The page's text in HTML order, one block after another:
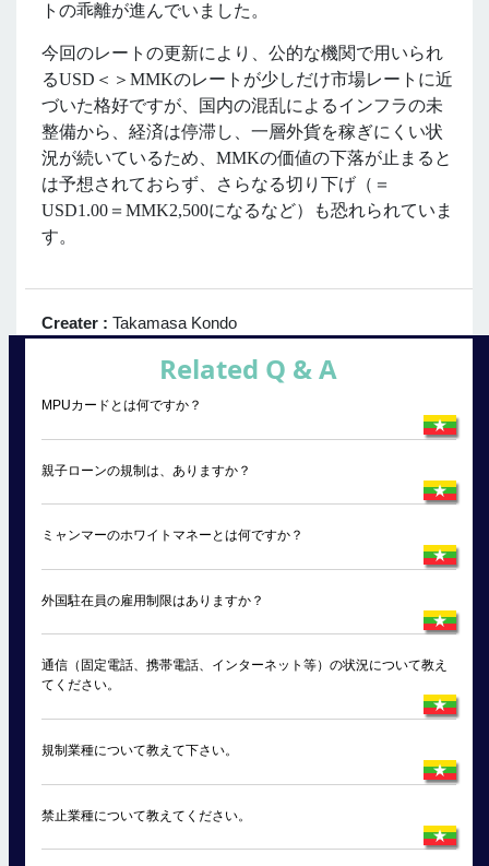
トの乖離が進んでいました。
今回のレートの更新により、公的な機関で用いられ
るUSD ＜＞ MMKのレートが少しだけ市場レートに近
づいた格好ですが、国内の混乱によるインフラの未
整備から、経済は停滞し、一層外貨を稼ぎにくい状
況が続いているため、 MMKの価値の下落が止まると
は予想されておらず、さらなる切り下げ（＝
USD1.00＝ MMK2,500になるなど）も恐れられていま
す。
Creater : Takamasa Kondo
Related Q & A
MPUカードとは何ですか？
親子ローンの規制は、ありますか？
ミャンマーのホワイトマネーとは何ですか？
外国駐在員の雇用制限はありますか？
通信（固定電話、携帯電話、インターネット等）の状況について教え
てください。
規制業種について教えて下さい。
禁止業種について教えてください。